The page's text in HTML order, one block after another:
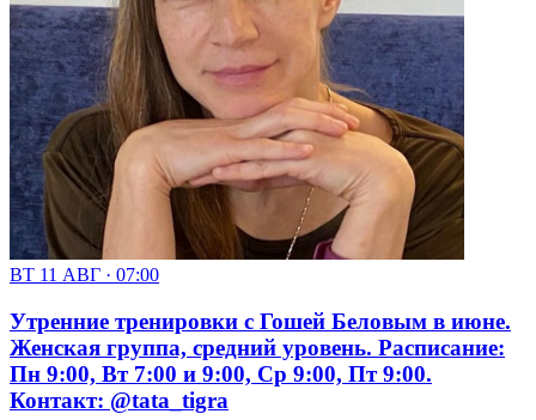
ВТ 11 АВГ · 07:00
Утренние тренировки с Гошей Беловым в июне.
Женская группа, средний уровень. Расписание:
Пн 9:00, Вт 7:00 и 9:00, Ср 9:00, Пт 9:00.
Контакт: @tata_tigra